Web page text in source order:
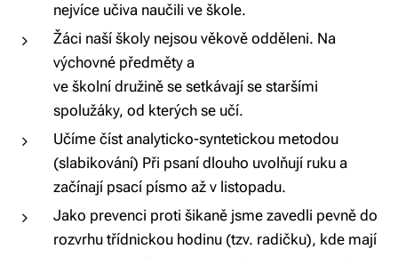
nejvíce učiva naučili ve škole.
Žáci naší školy nejsou věkově odděleni. Na
výchovné předměty a
ve školní družině se setkávají se staršími
spolužáky, od kterých se učí.
Učíme číst analyticko-syntetickou metodou
(slabikování) Při psaní dlouho uvolňují ruku a
začínají psací písmo až v listopadu.
Jako prevenci proti šikaně jsme zavedli pevně do
rozvrhu třídnickou hodinu (tzv. radičku), kde mají